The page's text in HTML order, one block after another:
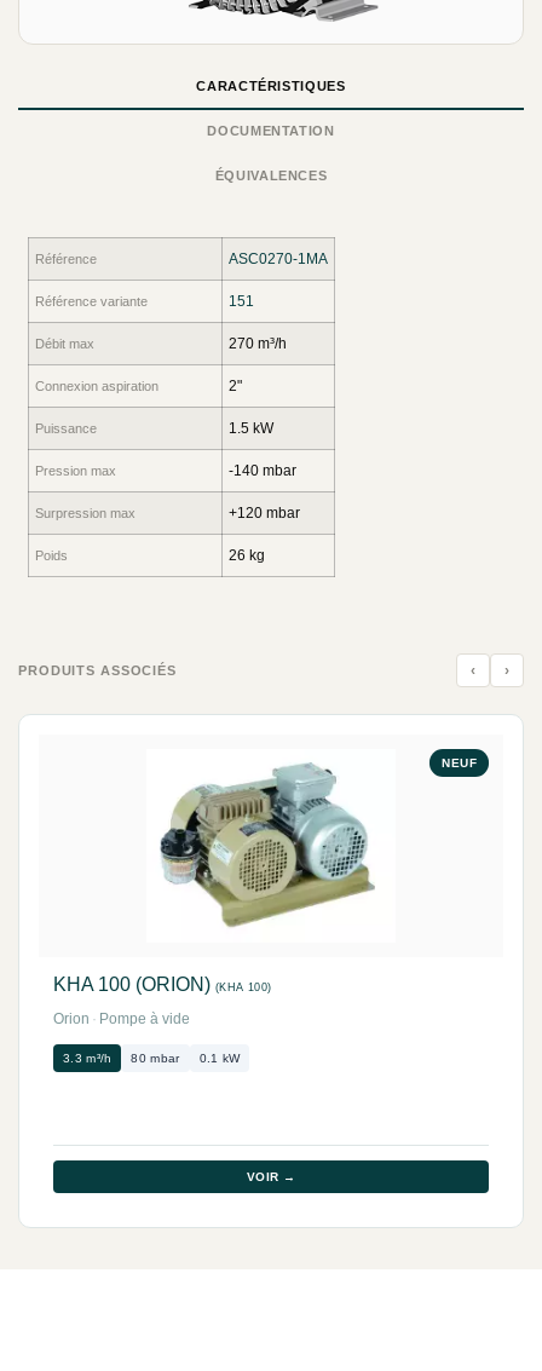
CARACTÉRISTIQUES
DOCUMENTATION
ÉQUIVALENCES
Référence ASC0270-1MA
Référence variante 151
Débit max 270 m³/h
Connexion aspiration 2"
Puissance 1.5 kW
Pression max -140 mbar
Surpression max +120 mbar
Poids 26 kg
PRODUITS ASSOCIÉS ‹ ›
NEUF
KHA 100 (ORION) (KHA 100)
Orion · Pompe à vide
3.3 m³/h 80 mbar 0.1 kW
VOIR →